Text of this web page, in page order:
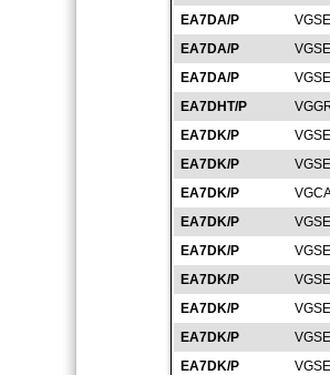
EA7DA/P
EA7DA/P
EA7DA/P
EA7DHT/P
EA7DK/P
EA7DK/P
EA7DK/P
EA7DK/P
EA7DK/P
EA7DK/P
EA7DK/P
EA7DK/P
EA7DK/P